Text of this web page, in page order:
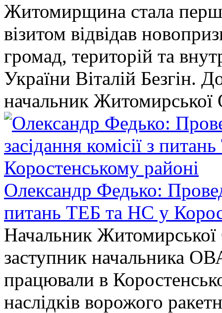
Житомирщина стала
візитом відвідав
громад, територій та
України Віталій Безгін.
начальник
Олександр Федько:
питань ТЕБ та НС у
Начальник
заступник начальника
працювали в
наслідків ворожого